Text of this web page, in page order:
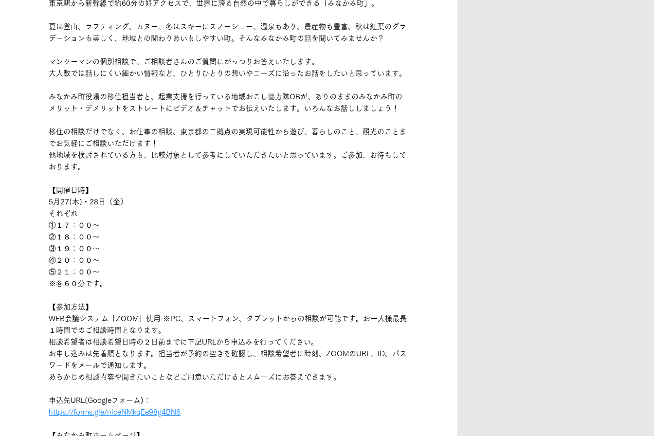
東京駅から新幹線で約60分の好アクセスで、世界に誇る自然の中で暮らしができる「みなかみ町」。
夏は登山、ラフティング、カヌー、冬はスキーにスノーシュー、温泉もあり、農産物も豊富、秋は紅葉のグラ
デーションも美しく、地域との関わりあいもしやすい町。そんなみなかみ町の話を聞いてみませんか？
マンツーマンの個別相談で、ご相談者さんのご質問にがっつりお答えいたします。
大人数では話しにくい細かい情報など、ひとりひとりの想いやニーズに沿ったお話をしたいと思っています。
みなかみ町役場の移住担当者と、起業支援を行っている地域おこし協力隊OBが、ありのままのみなかみ町の
メリット・デメリットをストレートにビデオ＆チャットでお伝えいたします。いろんなお話ししましょう！
移住の相談だけでなく、お仕事の相談、東京都の二拠点の実現可能性から遊び、暮らしのこと、観光のことま
でお気軽にご相談いただけます！
他地域を検討されている方も、比較対象として参考にしていただきたいと思っています。ご参加、お待ちして
おります。
【開催日時】
5月27(木)・28日（金）
それぞれ
①１７：００〜
②１８：００〜
③１９：００〜
④２０：００〜
⑤２１：００〜
※各６０分です。
【参加方法】
WEB会議システム「ZOOM」使用 ※PC、スマートフォン、タブレットからの相談が可能です。お一人様最長
１時間でのご相談時間となります。
相談希望者は相談希望日時の２日前までに下記URLから申込みを行ってください。
お申し込みは先着順となります。担当者が予約の空きを確認し、相談希望者に時刻、ZOOMのURL、ID、パス
ワードをメールで通知します。
あらかじめ相談内容や聞きたいことなどご用意いただけるとスムーズにお答えできます。
申込先URL(Googleフォーム)：
https://forms.gle/niceNMkqEe98g4BN6